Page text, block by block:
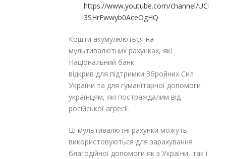
https://www.youtube.com/channel/UCLWsi-
3SHrFwwyb0AceOgHQ
Кошти акумулюються на
мультивалютних рахунках, які
Національний банк
відкрив для підтримки Збройних Сил
України та для гуманітарної допомоги
українцям, які постраждалим від
російської агресії.
Ці мультивалютні рахунки можуть
використовуються для зарахування
благодійної допомоги як з України, так і